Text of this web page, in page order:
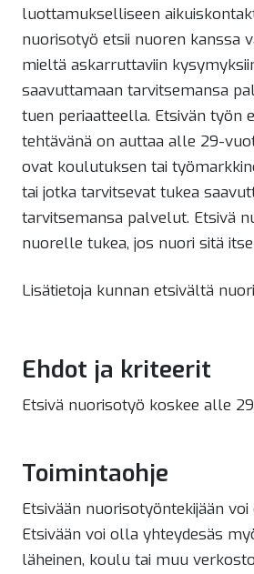
luottamukselliseen
nuorisotyö etsii nuoren kanssa
mieltä askarruttaviin
saavuttamaan tarvitsemansa
tuen periaatteella. Etsivän työn
tehtävänä on auttaa alle 29-
ovat koulutuksen tai
tai jotka tarvitsevat tukea
tarvitsemansa palvelut. Etsivä
nuorelle tukea, jos nuori sitä
Lisätietoja kunnan etsivältä
Ehdot ja kriteerit
Etsivä nuorisotyö koskee alle
Toimintaohje
Etsivään nuorisotyöntekijään
Etsivään voi olla yhteydesäs
läheinen, koulu tai muu